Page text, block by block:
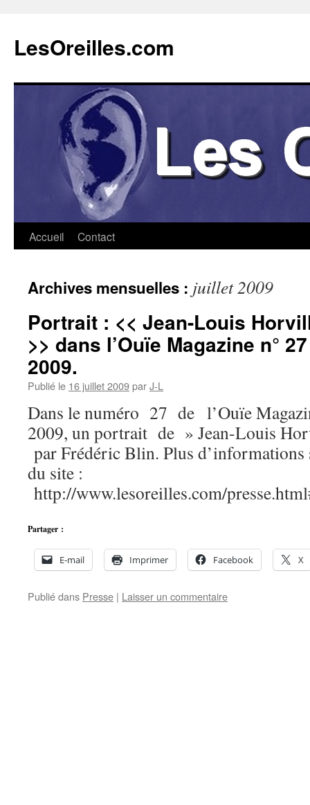
contenu
LesOreilles.com
Accueil Contact
Archives mensuelles : juillet 2009
Portrait : << Jean-Louis
>> dans l’Ouïe Magazine n°
2009.
Publié le 16 juillet 2009parJ-L
Dans le numéro 27 de l’Ouïe
2009, un portrait de » Jean-Louis
par Frédéric Blin. Plus d’informations
du site :
http://www.lesoreilles.com/
Partager :
E-mail Imprimer Facebook X
Publié dans Presse | Laisser un commentaire